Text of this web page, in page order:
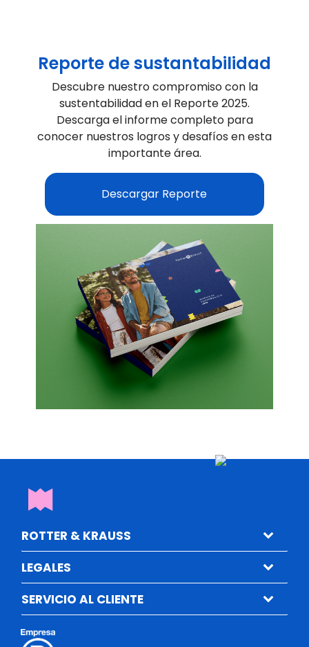
Reporte de sustantabilidad
Descubre nuestro compromiso con la
sustentabilidad en el Reporte 2025.
Descarga el informe completo para
conocer nuestros logros y desafíos en esta
importante área.
Descargar Reporte
ROTTER & KRAUSS
LEGALES
SERVICIO AL CLIENTE